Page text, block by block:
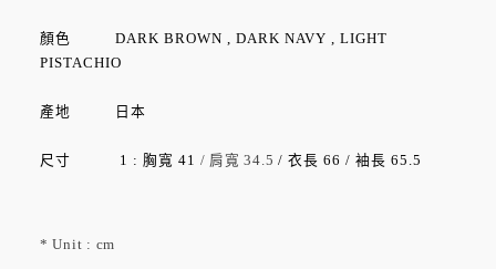
顏色 DARK BROWN , DARK NAVY , LIGHT
PISTACHIO
產地 日本
尺寸 1 : 胸寬 41 / 肩寬 34.5 / 衣長 66 / 袖長 65.5
* Unit : cm